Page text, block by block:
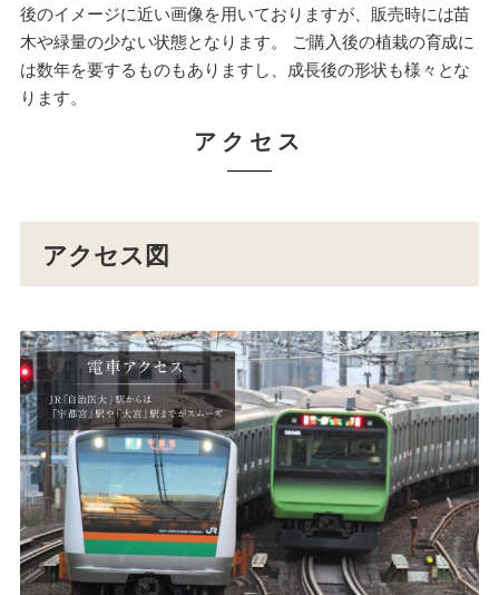
後のイメージに近い画像を用いておりますが、販売時には苗
木や緑量の少ない状態となります。 ご購入後の植栽の育成に
は数年を要するものもありますし、成長後の形状も様々とな
ります。
アクセス
アクセス図